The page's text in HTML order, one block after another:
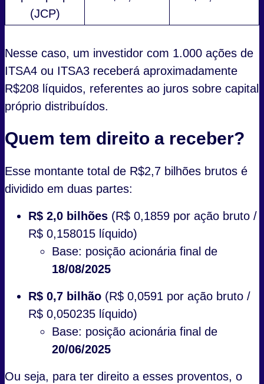
(JCP)
Nesse caso, um investidor com 1.000 ações de
ITSA4 ou ITSA3 receberá aproximadamente
R$208 líquidos, referentes ao juros sobre capital
próprio distribuídos.
Quem tem direito a receber?
Esse montante total de R$2,7 bilhões brutos é
dividido em duas partes:
R$ 2,0 bilhões (R$ 0,1859 por ação bruto /
R$ 0,158015 líquido)
Base: posição acionária final de
18/08/2025
R$ 0,7 bilhão (R$ 0,0591 por ação bruto /
R$ 0,050235 líquido)
Base: posição acionária final de
20/06/2025
Ou seja, para ter direito a esses proventos, o